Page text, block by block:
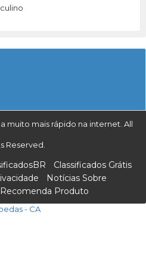
muito mais rápido na internet. All
Reserved.
Classificados Grátis
Notícias Sobre
Recomenda Produto
- CA